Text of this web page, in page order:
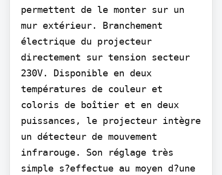
permettent de le monter sur un
mur extérieur. Branchement
électrique du projecteur
directement sur tension secteur
230V. Disponible en deux
températures de couleur et
coloris de boîtier et en deux
puissances, le projecteur intègre
un détecteur de mouvement
infrarouge. Son réglage très
simple s?effectue au moyen d?une